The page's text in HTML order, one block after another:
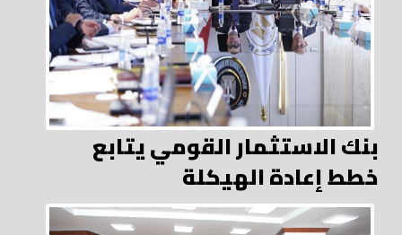
بنك الاستثمار القومي يتابع
خطط إعادة الهيكلة